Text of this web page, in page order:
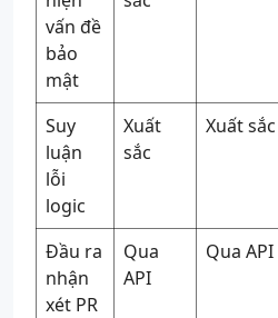
vấn đề
bảo
mật
Suy
luận
lỗi
logic
Xuất
sắc
Xuất sắc
Đầu ra
nhận
xét PR
Qua
API
Qua API